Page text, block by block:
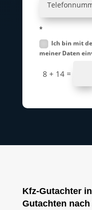
*
Ich bin mit
meiner Daten
8 + 14 =
Kfz-Gutachter
Gutachten